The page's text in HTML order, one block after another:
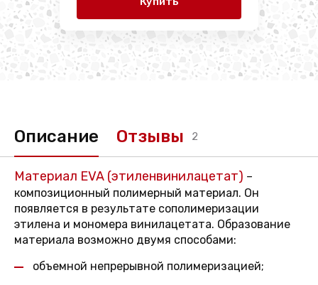
Описание Отзывы 2
Материал EVA (этиленвинилацетат) –
композиционный полимерный материал. Он
появляется в результате сополимеризации
этилена и мономера винилацетата. Образование
материала возможно двумя способами:
объемной непрерывной полимеризацией;